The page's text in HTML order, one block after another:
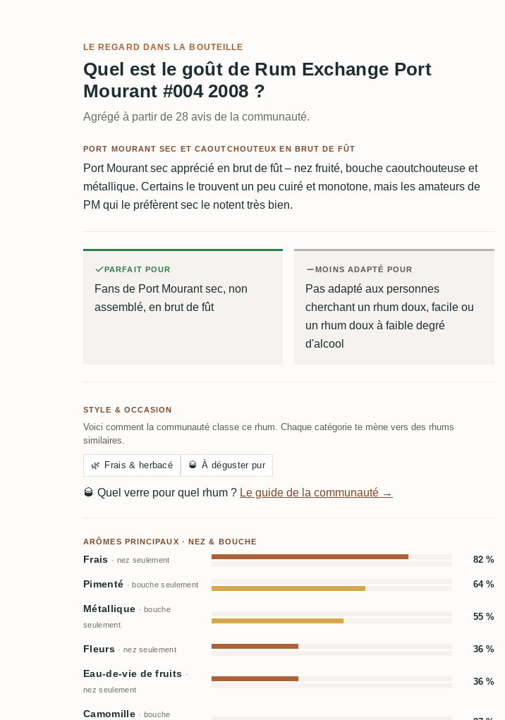
LE REGARD DANS LA BOUTEILLE
Quel est le goût de Rum Exchange Port
Mourant #004 2008 ?
Agrégé à partir de 28 avis de la communauté.
PORT MOURANT SEC ET CAOUTCHOUTEUX EN BRUT DE FÛT
Port Mourant sec apprécié en brut de fût – nez fruité, bouche caoutchouteuse et
métallique. Certains le trouvent un peu cuiré et monotone, mais les amateurs de
PM qui le préfèrent sec le notent très bien.
PARFAIT POUR
Fans de Port Mourant sec, non
assemblé, en brut de fût
MOINS ADAPTÉ POUR
Pas adapté aux personnes
cherchant un rhum doux, facile ou
un rhum doux à faible degré
d'alcool
STYLE & OCCASION
Voici comment la communauté classe ce rhum. Chaque catégorie te mène vers des rhums
similaires.
🌿 Frais & herbacé 🥃 À déguster pur
🥃 Quel verre pour quel rhum ? Le guide de la communauté →
ARÔMES PRINCIPAUX · NEZ & BOUCHE
Frais · nez seulement 82 %
Pimenté · bouche seulement 64 %
Métallique · bouche
seulement
55 %
Fleurs · nez seulement 36 %
Eau-de-vie de fruits ·
nez seulement
36 %
Camomille · bouche